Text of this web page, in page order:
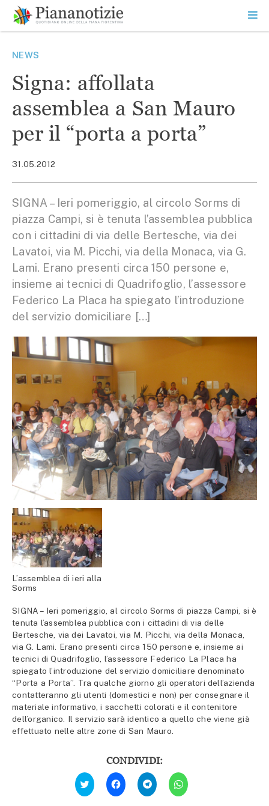
contenuto
SEARCH
NEWS
Signa: affollata
assemblea a San Mauro
per il “porta a porta”
31.05.2012
SIGNA – Ieri pomeriggio, al circolo Sorms di
piazza Campi, si è tenuta l’assemblea pubblica
con i cittadini di via delle Bertesche, via dei
Lavatoi, via M. Picchi, via della Monaca, via G.
Lami. Erano presenti circa 150 persone e,
insieme ai tecnici di Quadrifoglio, l’assessore
Federico La Placa ha spiegato l’introduzione
del servizio domiciliare […]
L’assemblea di ieri alla
Sorms
SIGNA – Ieri pomeriggio, al circolo Sorms di piazza Campi, si è
tenuta l’assemblea pubblica con i cittadini di via delle
Bertesche, via dei Lavatoi, via M. Picchi, via della Monaca,
via G. Lami. Erano presenti circa 150 persone e, insieme ai
tecnici di Quadrifoglio, l’assessore Federico La Placa ha
spiegato l’introduzione del servizio domiciliare denominato
“Porta a Porta”. Tra qualche giorno gli operatori dell’azienda
contatteranno gli utenti (domestici e non) per consegnare il
materiale informativo, i sacchetti colorati e il contenitore
dell’organico. Il servizio sarà identico a quello che viene già
effettuato nelle altre zone di San Mauro.
CONDIVIDI:
Fai
clic
qui
Fai
clic
per
condividere
Fai
clic
per
condividere
Fai
clic
per